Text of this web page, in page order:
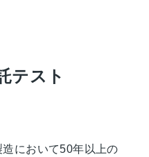
テスト
において50年以上の